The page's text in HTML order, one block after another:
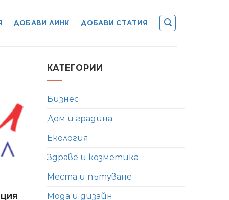
ДОБАВИ ЛИНК ДОБАВИ СТАТИЯ
КАТЕГОРИИ
Бизнес
Дом и градина
Екология
Здраве и козметика
Места и пътуване
Мода и дизайн